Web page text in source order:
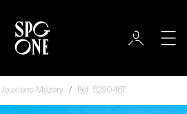
Jouxtens-Mézery Réf. 5290487